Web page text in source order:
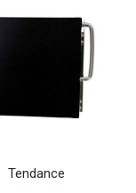
Tendance